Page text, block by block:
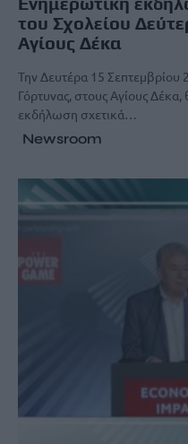
του Σχολείου
Αγίους Δέκα
Την Δευτέρα 15
Γόρτυνας, στους Αγίους
εκδήλωση σχετικά…
Newsroom